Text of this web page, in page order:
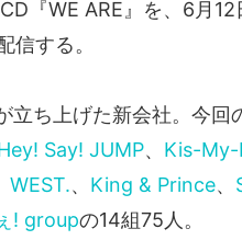
『WE ARE』を、6月
信する。
立ち上げた新会社。今回
Say! JUMP、 Kis-
WEST.、 King & Prince、
! groupの14組75人。